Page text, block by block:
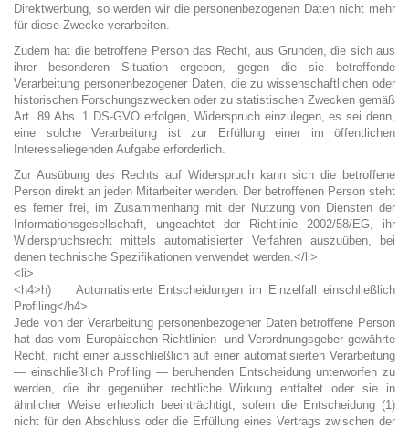
Direktwerbung, so werden wir die personenbezogenen Daten nicht mehr
für diese Zwecke verarbeiten.
Zudem hat die betroffene Person das Recht, aus Gründen, die sich aus
ihrer besonderen Situation ergeben, gegen die sie betreffende
Verarbeitung personenbezogener Daten, die zu wissenschaftlichen oder
historischen Forschungszwecken oder zu statistischen Zwecken gemäß
Art. 89 Abs. 1 DS-GVO erfolgen, Widerspruch einzulegen, es sei denn,
eine solche Verarbeitung ist zur Erfüllung einer im öffentlichen
Interesseliegenden Aufgabe erforderlich.
Zur Ausübung des Rechts auf Widerspruch kann sich die betroffene
Person direkt an jeden Mitarbeiter wenden. Der betroffenen Person steht
es ferner frei, im Zusammenhang mit der Nutzung von Diensten der
Informationsgesellschaft, ungeachtet der Richtlinie 2002/58/EG, ihr
Widerspruchsrecht mittels automatisierter Verfahren auszuüben, bei
denen technische Spezifikationen verwendet werden.</li>
<li>
<h4>h) Automatisierte Entscheidungen im Einzelfall einschließlich
Profiling</h4>
Jede von der Verarbeitung personenbezogener Daten betroffene Person
hat das vom Europäischen Richtlinien- und Verordnungsgeber gewährte
Recht, nicht einer ausschließlich auf einer automatisierten Verarbeitung
— einschließlich Profiling — beruhenden Entscheidung unterworfen zu
werden, die ihr gegenüber rechtliche Wirkung entfaltet oder sie in
ähnlicher Weise erheblich beeinträchtigt, sofern die Entscheidung (1)
nicht für den Abschluss oder die Erfüllung eines Vertrags zwischen der